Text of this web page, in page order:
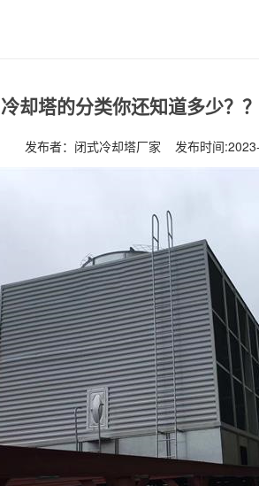
冷却塔的分类你还知道多少？
发布者：闭式冷却塔厂家 发布时间